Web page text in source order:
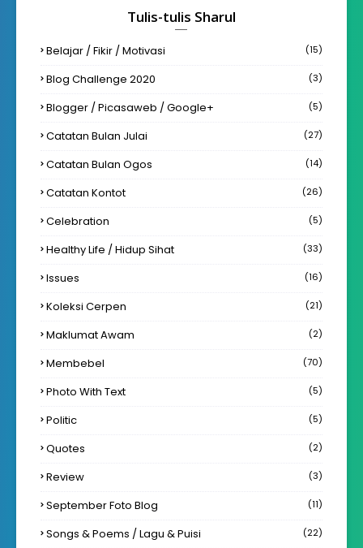
Tulis-tulis Sharul
Belajar / Fikir / Motivasi (15)
Blog Challenge 2020 (3)
Blogger / Picasaweb / Google+ (5)
Catatan Bulan Julai (27)
Catatan Bulan Ogos (14)
Catatan Kontot (26)
Celebration (5)
Healthy Life / Hidup Sihat (33)
Issues (16)
Koleksi Cerpen (21)
Maklumat Awam (2)
Membebel (70)
Photo With Text (5)
Politic (5)
Quotes (2)
Review (3)
September Foto Blog (11)
Songs & Poems / Lagu & Puisi (22)